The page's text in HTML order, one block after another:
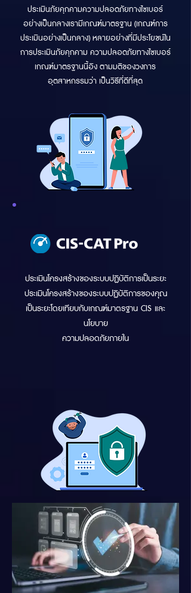
ประเมินภัยคุกคามความปลอดภัยทางไซเบอร์
อย่างเป็นกลางเรามีเกณฑ์มาตรฐาน (เกณฑ์การ
ประเมินอย่างเป็นกลาง) หลายอย่างที่มีประโยชน์ใน
การประเมินภัยคุกคาม ความปลอดภัยทางไซเบอร์
เกณฑ์มาตรฐานนี้อิง ตามมติของวงการ
อุตสาหกรรมว่า เป็นวิธีที่ดีที่สุด
ประเมินโครงสร้างของระบบปฏิบัติการเป็นระยะ
ประเมินโครงสร้างของระบบปฏิบัติการของคุณ
เป็นระยะโดยเทียบกับเกณฑ์มาตรฐาน CIS และ
นโยบาย
ความปลอดภัยภายใน